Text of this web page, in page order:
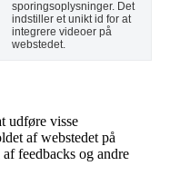
sporingsoplysninger. Det
indstiller et unikt id for at
integrere videoer på
webstedet.
udføre visse
af webstedet på
feedbacks og andre